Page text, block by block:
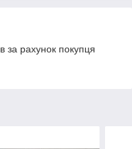
за рахунок покупця